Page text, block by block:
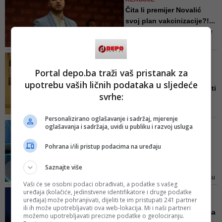
da Union banka d.d. uvrsti to u
svoj katalog proizvoda
Čita li premijer Novalić
svoj plan vakcinizacije?!...
Ukoliko Vlasti RS žele da koriste
kategoričan je Irfan Čengić
Konaković i Čengić:
Izmjenom Zakona spriječiti
interesa, a u okviru borbe protiv
korupcije, predložene izmjene
komisije s 12 članova iz oba
vlasti
VIDEO/ BURNA RASPRAVA U
Zahiragić: Vrh SDP-a je
Ja vjerujem na riječ onima koji su
rekli da nisu znali i vjerujem da
vrh SDP-a nije. Niti je ovo politika
vrha SDP-a već jednog čovjeka
koji je imenovan u povjereništvu,
VIDEO/ IRFAN ČENGIĆ O
SKANDALU U SREBRENICI
Želim se izviniti građanima
Portal depo.ba traži vaš pristanak za
upotrebu vaših ličnih podataka u sljedeće
svrhe:
Personalizirano oglašavanje i sadržaj, mjerenje
oglašavanja i sadržaja, uvidi u publiku i razvoj usluga
Pohrana i/ili pristup podacima na uređaju
Saznajte više
Vaši će se osobni podaci obrađivati, a podatke s vašeg
uređaja (kolačiće, jedinstvene identifikatore i druge podatke
uređaja) može pohranjivati, dijeliti te im pristupati 241 partner
ili ih može upotrebljavati ova web-lokacija. Mi i naši partneri
možemo upotrebljavati precizne podatke o geolociranju.